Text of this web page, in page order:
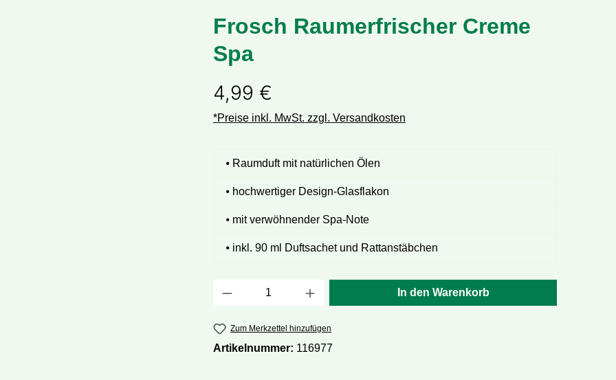
Frosch Raumerfrischer Creme
Spa
4,99 €
*Preise inkl. MwSt. zzgl. Versandkosten
⦁ Raumduft mit natürlichen Ölen
⦁ hochwertiger Design-Glasflakon
⦁ mit verwöhnender Spa-Note
⦁ inkl. 90 ml Duftsachet und Rattanstäbchen
Produkt Anzahl: Gib den gewünschten Wert ein oder
In den Warenkorb
Zum Merkzettel hinzufügen
Artikelnummer: 116977